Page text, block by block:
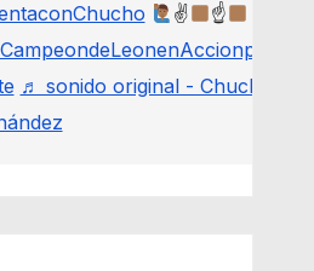
✌
☝
♬ sonido original - Chucho